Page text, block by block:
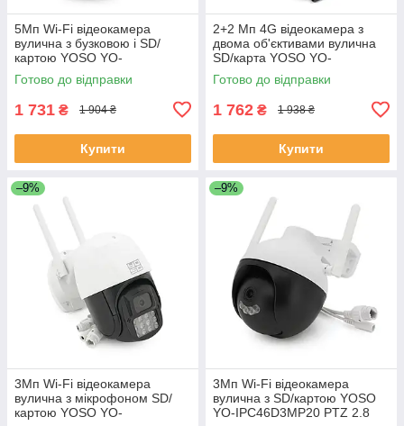
5Мп Wi-Fi відеокамера
вулична з бузковою і SD/
картою YOSO YO-
IPC43D5MP50 PTZ 2.8mm
V380 ЕКОБОКС
Готово до відправки
1 731 ₴ 1 904 ₴
Купити
2+2 Мп 4G відеокамера з
двома об'єктивами вулична
SD/карта YOSO YO-
IPC41D4MP50 PTZ 2.8mm
V380 ЕКОБОКС
Готово до відправки
1 762 ₴ 1 938 ₴
Купити
–9%
3Мп Wi-Fi відеокамера
вулична з мікрофоном SD/
картою YOSO YO-
–9%
3Мп Wi-Fi відеокамера
вулична з SD/картою YOSO
YO-IPC46D3MP20 PTZ 2.8